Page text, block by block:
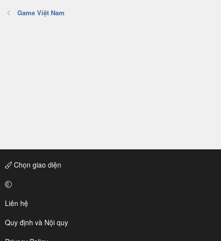
Game Việt Nam
Chọn giao diện
Liên hệ
Quy định và Nội quy